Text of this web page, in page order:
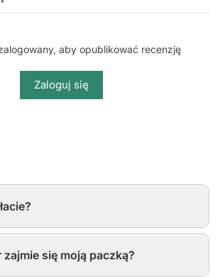
aby opublikować recenzję
Zaloguj się
się moją paczką?